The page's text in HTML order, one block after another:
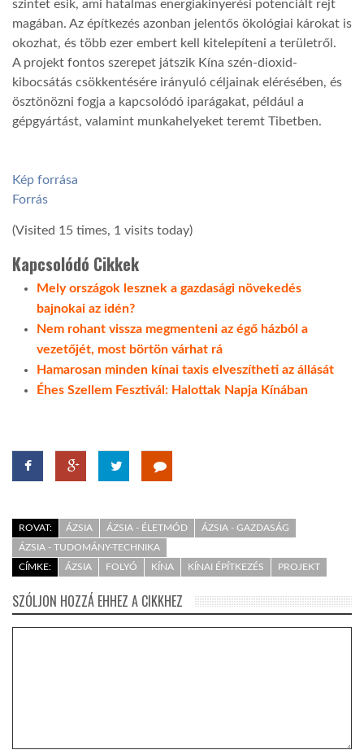
szintet esik, ami hatalmas energiakinyerési potenciált rejt
magában. Az építkezés azonban jelentős ökológiai károkat is
okozhat, és több ezer embert kell kitelepíteni a területről.
A projekt fontos szerepet játszik Kína szén-dioxid-
kibocsátás csökkentésére irányuló céljainak elérésében, és
ösztönözni fogja a kapcsolódó iparágakat, például a
gépgyártást, valamint munkahelyeket teremt Tibetben.
Kép forrása
Forrás
(Visited 15 times, 1 visits today)
Kapcsolódó Cikkek
Mely országok lesznek a gazdasági növekedés
bajnokai az idén?
Nem rohant vissza megmenteni az égő házból a
vezetőjét, most börtön várhat rá
Hamarosan minden kínai taxis elveszítheti az állását
Éhes Szellem Fesztivál: Halottak Napja Kínában
ROVAT: ÁZSIA ÁZSIA - ÉLETMÓD
ÁZSIA - GAZDASÁG
ÁZSIA - TUDOMÁNY-TECHNIKA
CÍMKE:
ÁZSIA FOLYÓ KÍNA KÍNAI ÉPÍTKEZÉS PROJEKT
SZÓLJON HOZZÁ EHHEZ A CIKKHEZ